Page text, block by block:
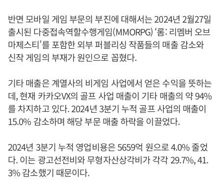
반면 모바일 게임 부문의 부진에 대해서는 2024년 2월27일
출시된 다중접속역할수행게임(MMORPG) ‘롬: 리멤버 오브
마제스티’를 포함한 외부 퍼블리싱 작품들의 매출 감소와
신작 게임의 부재가 원인으로 꼽혔다.
기타 매출은 계열사의 비게임 사업에서 얻은 수익을 뜻하는
데, 현재 카카오VX의 골프 사업 매출이 기타 매출의 약 94%
를 차지하고 있다. 2024년 3분기 누적 골프 사업의 매출이
15.0% 감소하며 해당 부문 매출 하락을 이끌었다.
2024년 3분기 누적 영업비용은 5659억 원으로 4.0% 줄었
다. 이는 광고선전비와 무형자산상각비가 각각 29.7%, 41.
3% 감소했기 때문이다.